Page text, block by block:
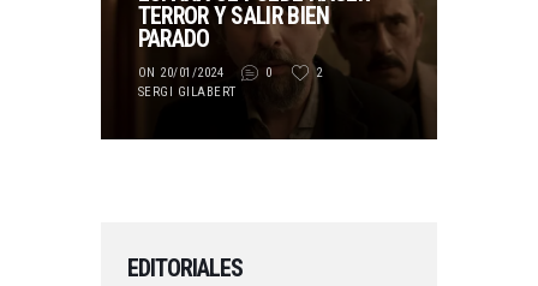
TÉRMINOS Y CONDICIONES
TERROR Y SALIR BIEN
PARADO
ON 20/01/2024 0
2
SERGI GILABERT
EDITORIALES